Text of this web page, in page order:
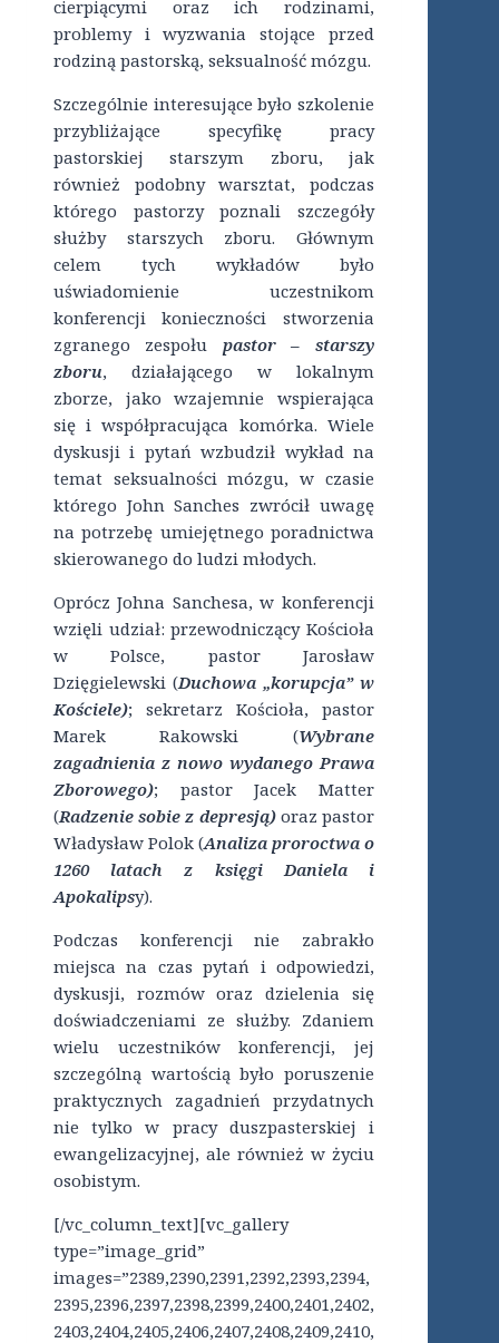
cierpiącymi oraz ich rodzinami,
problemy i wyzwania stojące przed
rodziną pastorską, seksualność mózgu.
Szczególnie interesujące było szkolenie
przybliżające specyfikę pracy
pastorskiej starszym zboru, jak
również podobny warsztat, podczas
którego pastorzy poznali szczegóły
służby starszych zboru. Głównym
celem tych wykładów było
uświadomienie uczestnikom
konferencji konieczności stworzenia
zgranego zespołu pastor – starszy
zboru, działającego w lokalnym
zborze, jako wzajemnie wspierająca
się i współpracująca komórka. Wiele
dyskusji i pytań wzbudził wykład na
temat seksualności mózgu, w czasie
którego John Sanches zwrócił uwagę
na potrzebę umiejętnego poradnictwa
skierowanego do ludzi młodych.
Oprócz Johna Sanchesa, w konferencji
wzięli udział: przewodniczący Kościoła
w Polsce, pastor Jarosław
Dzięgielewski (Duchowa „korupcja” w
Kościele); sekretarz Kościoła, pastor
Marek Rakowski (Wybrane
zagadnienia z nowo wydanego Prawa
Zborowego); pastor Jacek Matter
(Radzenie sobie z depresją)oraz pastor
Władysław Polok (Analiza proroctwa o
1260 latach z księgi Daniela i
Apokalipsy).
Podczas konferencji nie zabrakło
miejsca na czas pytań i odpowiedzi,
dyskusji, rozmów oraz dzielenia się
doświadczeniami ze służby. Zdaniem
wielu uczestników konferencji, jej
szczególną wartością było poruszenie
praktycznych zagadnień przydatnych
nie tylko w pracy duszpasterskiej i
ewangelizacyjnej, ale również w życiu
osobistym.
[/vc_column_text][vc_gallery
type=”image_grid”
images=”2389,2390,2391,2392,2393,2394,
2395,2396,2397,2398,2399,2400,2401,2402,
2403,2404,2405,2406,2407,2408,2409,2410,